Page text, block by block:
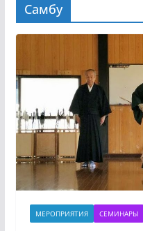
Самбу
МЕРОПРИЯТИЯ СЕМИНАРЫ